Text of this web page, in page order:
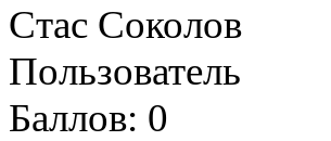
Стас Соколов
Пользователь
Баллов: 0